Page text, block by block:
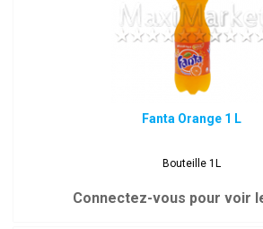
Fanta Orange 1 L
Bouteille 1L
Connectez-vous pour voir